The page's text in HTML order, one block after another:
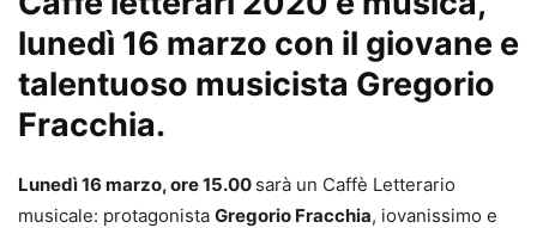
lunedì 16 marzo con il giovane e
talentuoso musicista Gregorio
Fracchia.
Lunedì 16 marzo, ore 15.00 sarà un Caffè Letterario
musicale: protagonista Gregorio Fracchia, iovanissimo e